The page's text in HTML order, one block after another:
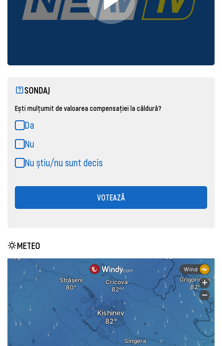
SONDAJ
Ești mulțumit de valoarea compensației la căldură?
Da
Nu
Nu știu/nu sunt decis
VOTEAZĂ
METEO